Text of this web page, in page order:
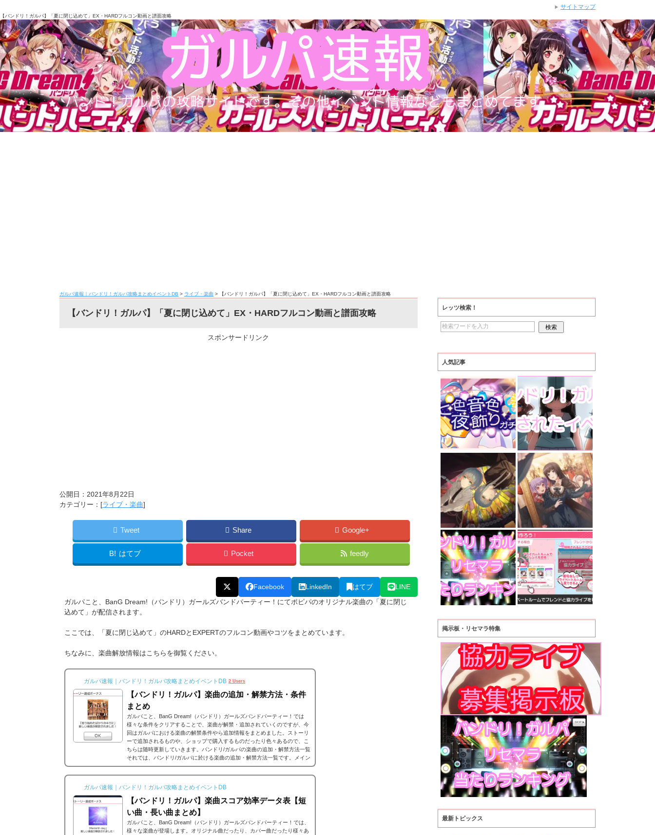
【バンドリ！ガルパ】「夏に閉じ込めて」EX・HARDフルコン動画と譜面攻略
ガルパ速報｜バンドリ！ガルパ攻略まとめイベントDB > ライブ・楽曲 > 【バンドリ！ガルパ】「夏に閉じ込めて」EX・HARDフルコン動画と譜面攻略
【バンドリ！ガルパ】「夏に閉じ込めて」EX・HARDフルコン動画と譜面攻略
スポンサードリンク
公開日： 2021年8月22日
カテゴリー：[ライブ・楽曲]
Tweet Share Google+
B! はてブ Pocket feedly
Facebook LinkedIn はてブ
LINE
ガルパこと、BanG Dream!（バンドリ）ガールズバンドパーティー！にてポピパのオリジナル楽曲の「夏に閉じ
込めて」が配信されます。
ここでは、「夏に閉じ込めて」のHARDとEXPERTのフルコン動画やコツをまとめています。
ちなみに、楽曲解放情報はこちらを御覧ください。
ガルパ速報｜バンドリ！ガルパ攻略まとめイベントDB 2 Users
【バンドリ！ガルパ】楽曲の追加・解禁方法・条件
まとめ
ガルパこと、BanG Dream!（バンドリ）ガールズバンドパーティー！では
様々な条件をクリアすることで、楽曲が解禁・追加されていくのですが、今
回はガルパにおける楽曲の解禁条件やら追加情報をまとめました。ストーリ
ーで追加されるものや、ショップで購入するものだったり色々あるので、こ
ちらは随時更新していきます。バンドリ/ガルパの楽曲の追加・解禁方法一覧
それでは、バンドリ/ガルパに於ける楽曲の追加・解禁方法一覧です。メイン
ストーリーだったり、バンドストーリーだったり、いろいろな条件があると
思うのですが、それぞれ...
ガルパ速報｜バンドリ！ガルパ攻略まとめイベントDB
【バンドリ！ガルパ】楽曲スコア効率データ表【短
い曲・長い曲まとめ】
ガルパこと、BanG Dream!（バンドリ）ガールズバンドパーティー！では、
様々な楽曲が登場します。オリジナル曲だったり、カバー曲だったり様々あ
レッツ検索！
人気記事
掲示板・リセマラ特集
最新トピックス
サイトマップ